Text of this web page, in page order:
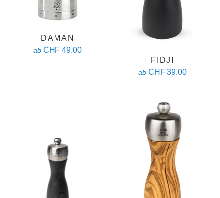
DAMAN
ab CHF 49.00
FIDJI
ab CHF 39.00